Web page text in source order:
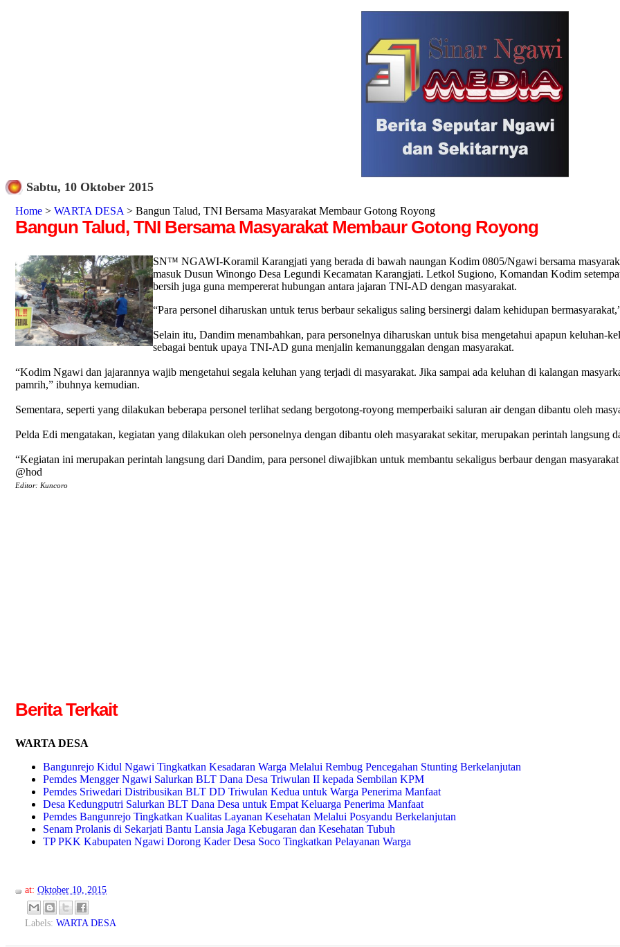
Sabtu, 10 Oktober 2015
Home > WARTA DESA > Bangun Talud, TNI Bersama Masyarakat Membaur Gotong Royong
Bangun Talud, TNI Bersama Masyarakat Membaur Gotong Royong
SN™ NGAWI-Koramil Karangjati yang berada di bawah naungan Kodim 0805/Ngawi bersama
masuk Dusun Winongo Desa Legundi Kecamatan Karangjati. Letkol Sugiono, Komandan Kodim
bersih juga guna mempererat hubungan antara jajaran TNI-AD dengan masyarakat.
“Para personel diharuskan untuk terus berbaur sekaligus saling bersinergi dalam kehidupan
Selain itu, Dandim menambahkan, para personelnya diharuskan untuk bisa mengetahui apapun
sebagai bentuk upaya TNI-AD guna menjalin kemanunggalan dengan masyarakat.
“Kodim Ngawi dan jajarannya wajib mengetahui segala keluhan yang terjadi di masyarakat. Jika sampai ada keluhan di kalangan
pamrih,” ibuhnya kemudian.
Sementara, seperti yang dilakukan beberapa personel terlihat sedang bergotong-royong memperbaiki saluran air dengan dibantu oleh
Pelda Edi mengatakan, kegiatan yang dilakukan oleh personelnya dengan dibantu oleh masyarakat sekitar, merupakan perintah langsung
“Kegiatan ini merupakan perintah langsung dari Dandim, para personel diwajibkan untuk membantu sekaligus berbaur dengan
@hod
Editor: Kuncoro
Berita Terkait
WARTA DESA
Bangunrejo Kidul Ngawi Tingkatkan Kesadaran Warga Melalui Rembug Pencegahan Stunting Berkelanjutan
Pemdes Mengger Ngawi Salurkan BLT Dana Desa Triwulan II kepada Sembilan KPM
Pemdes Sriwedari Distribusikan BLT DD Triwulan Kedua untuk Warga Penerima Manfaat
Desa Kedungputri Salurkan BLT Dana Desa untuk Empat Keluarga Penerima Manfaat
Pemdes Bangunrejo Tingkatkan Kualitas Layanan Kesehatan Melalui Posyandu Berkelanjutan
Senam Prolanis di Sekarjati Bantu Lansia Jaga Kebugaran dan Kesehatan Tubuh
TP PKK Kabupaten Ngawi Dorong Kader Desa Soco Tingkatkan Pelayanan Warga
at: Oktober 10, 2015
Labels: WARTA DESA